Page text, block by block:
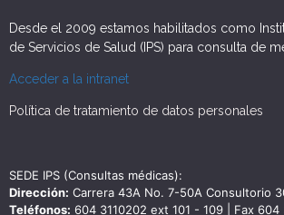
Desde el 2009 estamos habilitados como
de Servicios de Salud (IPS) para consulta de
Acceder a la intranet
Política de tratamiento de datos personales
SEDE IPS (Consultas médicas):
Dirección: Carrera 43A No. 7-50A Consultorio
Teléfonos: 604 3110202 ext 101 - 109 | Fax 604